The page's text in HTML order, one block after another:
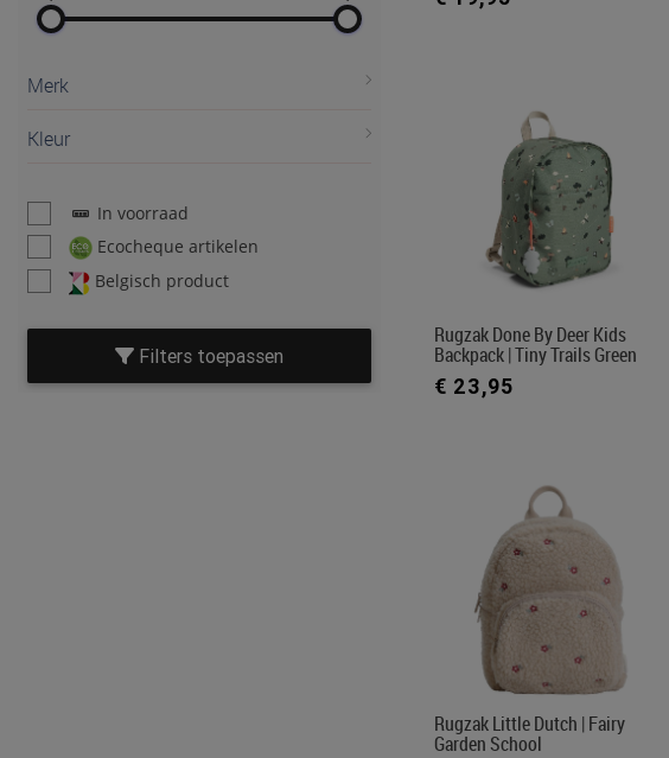
Merk
Kleur
In voorraad
Ecocheque artikelen
Belgisch product
Filters toepassen
Rugzak Done By Deer Kids
Backpack | Tiny Trails Green
€ 23,95
Rugzak Little Dutch | Fairy
Garden School